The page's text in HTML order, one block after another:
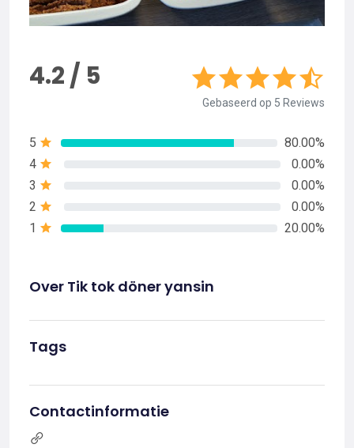
4.2 / 5
Gebaseerd op 5 Reviews
5
80.00%
4
0.00%
3
0.00%
2
0.00%
1
20.00%
Over Tik tok döner yansin
Tags
Contactinformatie